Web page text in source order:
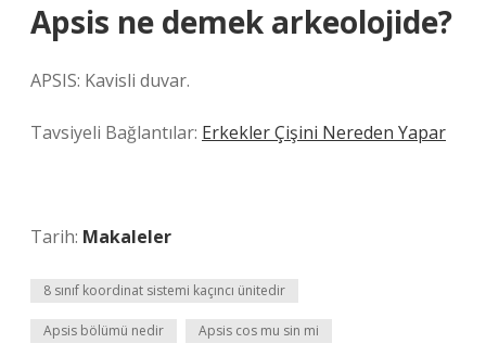
Apsis ne demek arkeolojide?
APSIS: Kavisli duvar.
Tavsiyeli Bağlantılar: Erkekler Çişini Nereden Yapar
Tarih: Makaleler
8 sınıf koordinat sistemi kaçıncı ünitedir
Apsis bölümü nedir Apsis cos mu sin mi